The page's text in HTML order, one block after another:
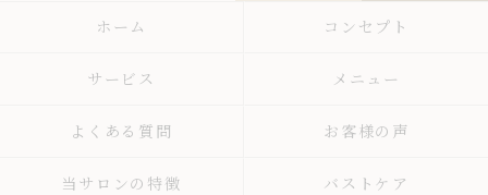
ホーム コンセプト
サービス メニュー
よくある質問 お客様の声
当サロンの特徴 バストケア